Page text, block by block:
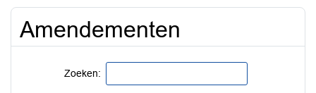
Amendementen
Zoeken: